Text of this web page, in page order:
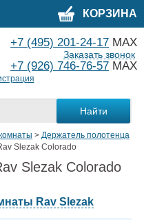
КОРЗИНА
+7 (495) 201-24-17 MAX
+7 (926) 746-76-57 MAX
Заказать звонок
> Держатель полотенца
Slezak Colorado
Slezak Colorado
Rav Slezak